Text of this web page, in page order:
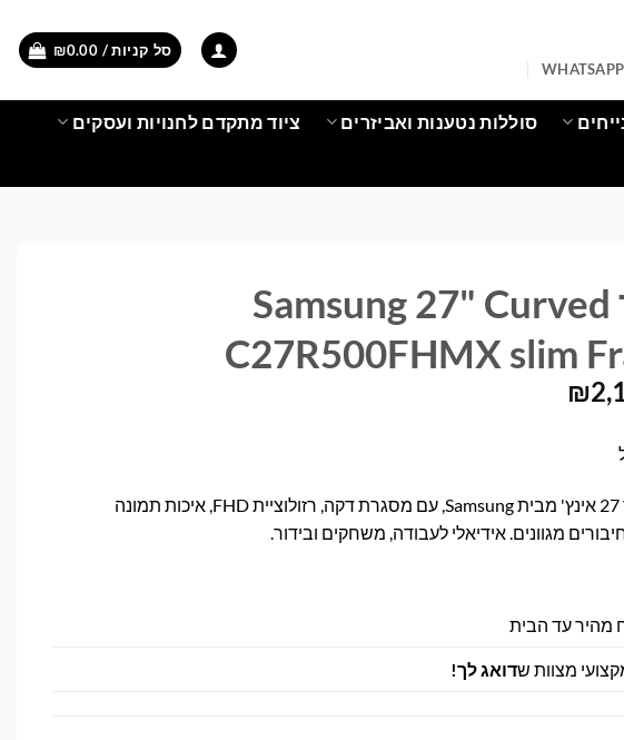
WHATSAPP
סל קניות / ₪0.00
סוללות נטענות ואביזרים ציוד מתקדם לחנויות ועסקים
מסך Samsung 27" Curved
C27R500FHMX slim
₪
מסך קעור 27 אינץ' מבית Samsung, עם מסגרת דקה, רזולוציית FHD, איכות תמונה
מגוונים. אידיאלי לעבודה, משחקים ובידור.
מהיר עד הבית
מצוות שדואג לך!